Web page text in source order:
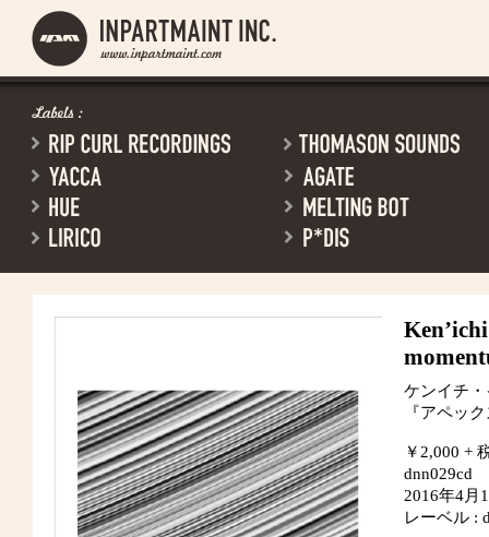
ケンイチ
『アペッ
￥2,000 +
dnn029cd
2016年4月
レーベル :